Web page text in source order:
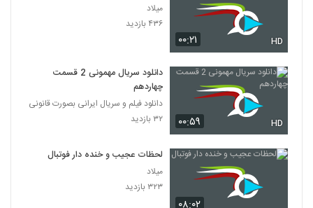
۰۰:۲۱ HD
میلاد
۴۳۶ بازدید
۰۰:۵۹ HD
دانلود سریال مهمونی 2 قسمت
چهاردهم
دانلود فیلم و سریال ایرانی بصورت قانونی
۳۲ بازدید
لحظات عجیب و خنده دار فوتبال
میلاد
۳۲۳ بازدید